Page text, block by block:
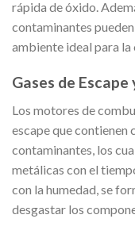
rápida de óxido.
contaminantes
ambiente ideal para
Gases de
Los motores de
escape que contienen
contaminantes, los
metálicas con el
con la humedad, se
desgastar los